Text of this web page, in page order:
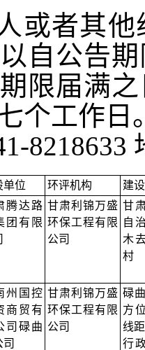
或者其
自公告
限届满
个工作日
单位 环评机构
建
腾达路
团有限
甘肃利锦万盛
环保工程有限
公司
甘
自
木
村
州国控
商贸有
司碌曲
司
甘肃利锦万盛
环保工程有限
公司
碌
方
线
行